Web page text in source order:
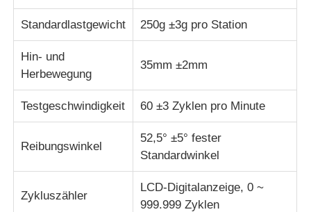
Standardlastgewicht 250g ±3g pro Station
Hin- und
Herbewegung
35mm ±2mm
Testgeschwindigkeit 60 ±3 Zyklen pro Minute
Reibungswinkel
52,5° ±5° fester
Standardwinkel
Zykluszähler
LCD-Digitalanzeige, 0 ~
999.999 Zyklen